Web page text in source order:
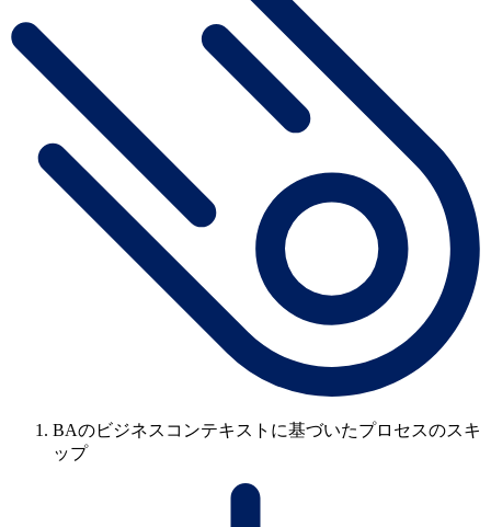
BAのビジネスコンテキストに基づいたプロセスのスキ
ップ